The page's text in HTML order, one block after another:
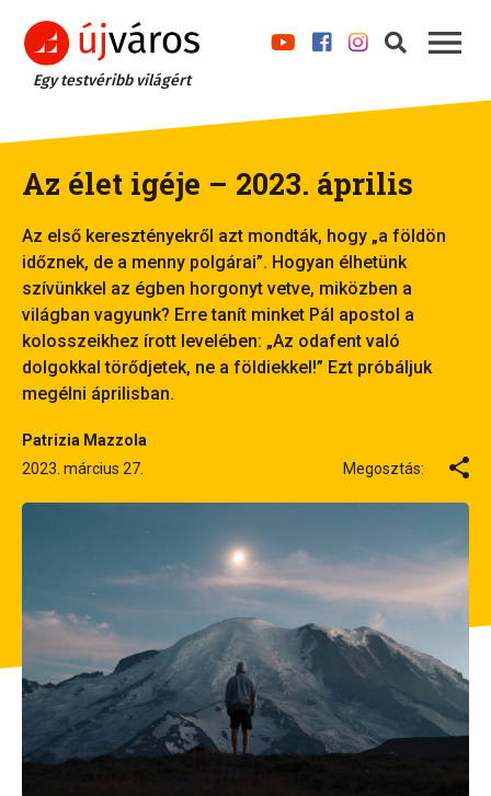
Egy testvéribb világért
Az élet igéje – 2023. április
Az első keresztényekről azt mondták, hogy „a földön
időznek, de a menny polgárai”. Hogyan élhetünk
szívünkkel az égben horgonyt vetve, miközben a
világban vagyunk? Erre tanít minket Pál apostol a
kolosszeikhez írott levelében: „Az odafent való
dolgokkal törődjetek, ne a földiekkel!” Ezt próbáljuk
megélni áprilisban.
Patrizia Mazzola
2023. március 27.
Megosztás: